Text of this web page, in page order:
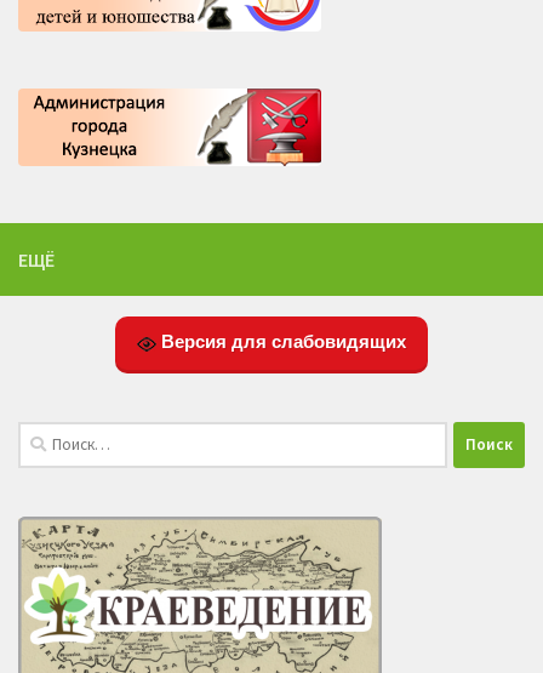
ЕЩЁ
Версия для слабовидящих
Найти: